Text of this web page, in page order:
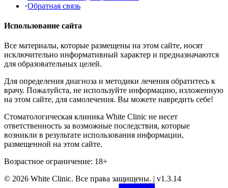
•Обратная связь
Использование сайта
Все материалы, которые размещены на этом сайте, носят
исключительно информативный характер и предназначаются
для образовательных целей.
Для определения диагноза и методики лечения обратитесь к
врачу. Пожалуйста, не используйте информацию, изложенную
на этом сайте, для самолечения. Вы можете навредить себе!
Стоматологическая клиника White Clinic не несет
ответственность за возможные последствия, которые
возникли в результате использования информации,
размещенной на этом сайте.
Возрастное ограничение: 18+
© 2026 White Clinic. Все права защищены. | v1.3.14